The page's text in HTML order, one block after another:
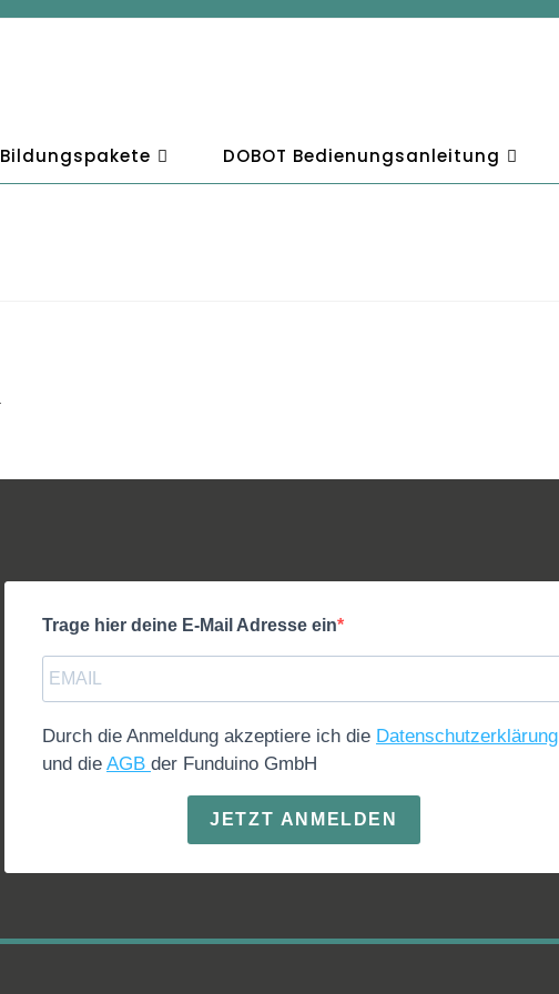
Bildungspakete DOBOT Bedienungsanleitung
Trage hier deine E-Mail Adresse ein
Durch die Anmeldung akzeptiere ich die Datenschutzerklärung
und die AGB der Funduino GmbH
JETZT ANMELDEN